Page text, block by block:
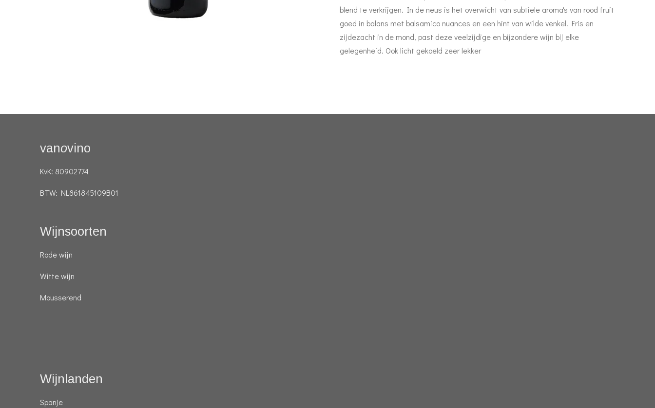
blend te verkrijgen. In de neus is het overwicht van subtiele aroma's van rood fruit
goed in balans met balsamico nuances en een hint van wilde venkel. Fris en
zijdezacht in de mond, past deze veelzijdige en bijzondere wijn bij elke
gelegenheid. Ook licht gekoeld zeer lekker
vanovino
KvK: 80902774
BTW: NL861845109B01
Wijnsoorten
Rode wijn
Witte wijn
Mousserend
Wijnlanden
Spanje